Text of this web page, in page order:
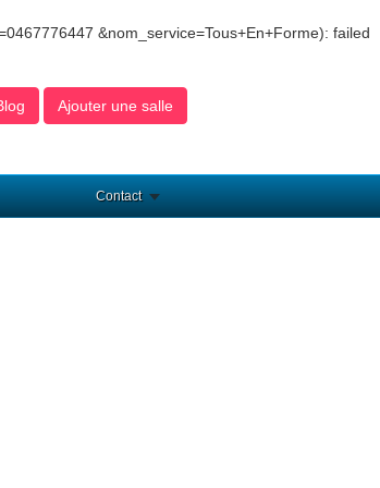
&nom_service=Tous+En+Forme): failed
Ajouter une salle
Contact